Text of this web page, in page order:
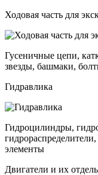
Ходовая часть для
Гусеничные цепи,
звезды, башмаки,
Гидравлика
Гидроцилиндры,
элементы
Двигатели и их